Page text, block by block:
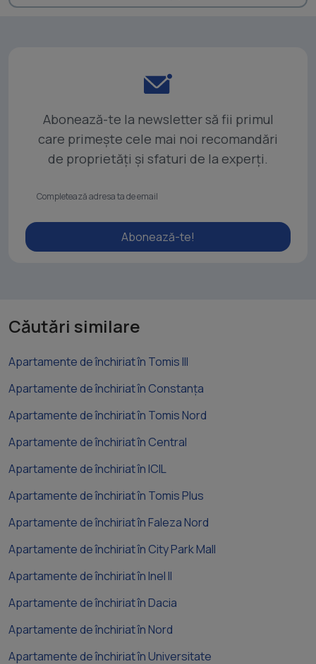
Abonează-te la newsletter să fii primul
care primește cele mai noi recomandări
de proprietăți și sfaturi de la experți.
Abonează-te!
Căutări similare
Apartamente de închiriat în Tomis III
Apartamente de închiriat în Constanța
Apartamente de închiriat în Tomis Nord
Apartamente de închiriat în Central
Apartamente de închiriat în ICIL
Apartamente de închiriat în Tomis Plus
Apartamente de închiriat în Faleza Nord
Apartamente de închiriat în City Park Mall
Apartamente de închiriat în Inel II
Apartamente de închiriat în Dacia
Apartamente de închiriat în Nord
Apartamente de închiriat în Universitate